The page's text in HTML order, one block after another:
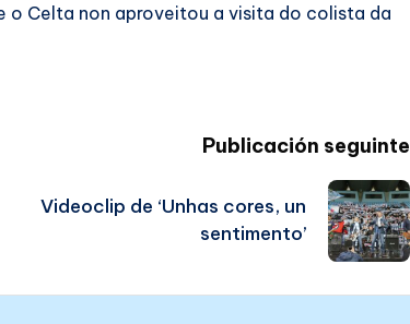
Celta non aproveitou a visita do colista da
Publicación seguinte
Videoclip de ‘Unhas cores, un
sentimento’